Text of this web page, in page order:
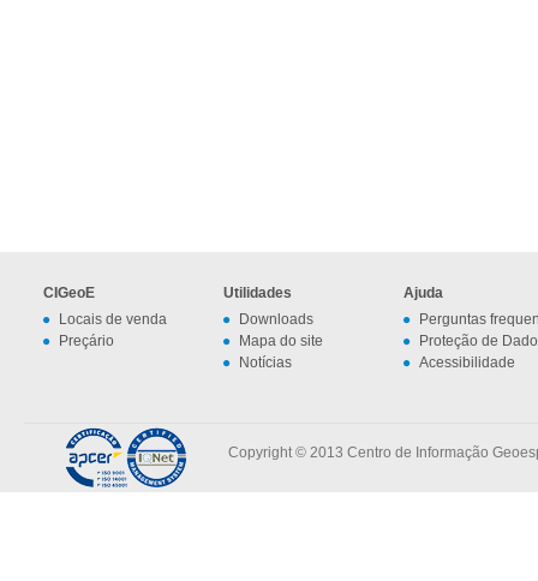
CIGeoE
Locais de venda
Preçário
Utilidades
Downloads
Mapa do site
Notícias
Ajuda
Perguntas
Proteção de
Acessibilidade
Copyright © 2013 Centro de Informação